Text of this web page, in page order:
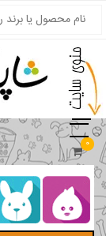
0